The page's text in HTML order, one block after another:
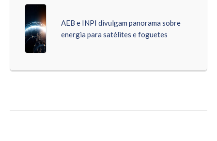
AEB e INPI divulgam panorama sobre
energia para satélites e foguetes